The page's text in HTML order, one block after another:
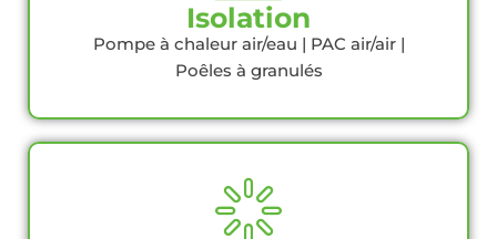
Isolation
Pompe à chaleur air/eau | PAC air/air |
Poêles à granulés